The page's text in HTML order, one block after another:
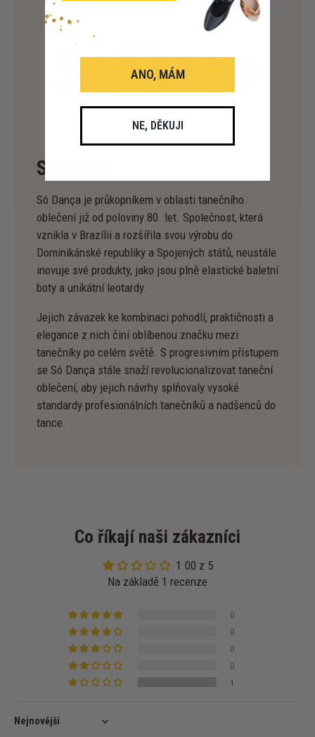
So Danca
Só Dança je průkopníkem v oblasti tanečního
oblečení již od poloviny 80. let. Společnost, která
vznikla v Brazílii a rozšířila svou výrobu do
Dominikánské republiky a Spojených států, neustále
inovuje své produkty, jako jsou plně elastické baletní
boty a unikátní leotardy.
Jejich závazek ke kombinaci pohodlí, praktičnosti a
elegance z nich činí oblíbenou značku mezi
tanečníky po celém světě. S progresivním přístupem
se Só Dança stále snaží revolucionalizovat taneční
oblečení, aby jejich návrhy splňovaly vysoké
standardy profesionálních tanečníků a nadšenců do
tance.
Co říkají naši zákazníci
1.00 z 5
Na základě 1 recenze
0
0
0
0
1
Sort by
ANO, MÁM
NE, DĚKUJI